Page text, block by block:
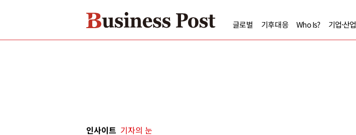
글로벌 기후대응 Who Is? 기업·산업
인사이트 기자의 눈